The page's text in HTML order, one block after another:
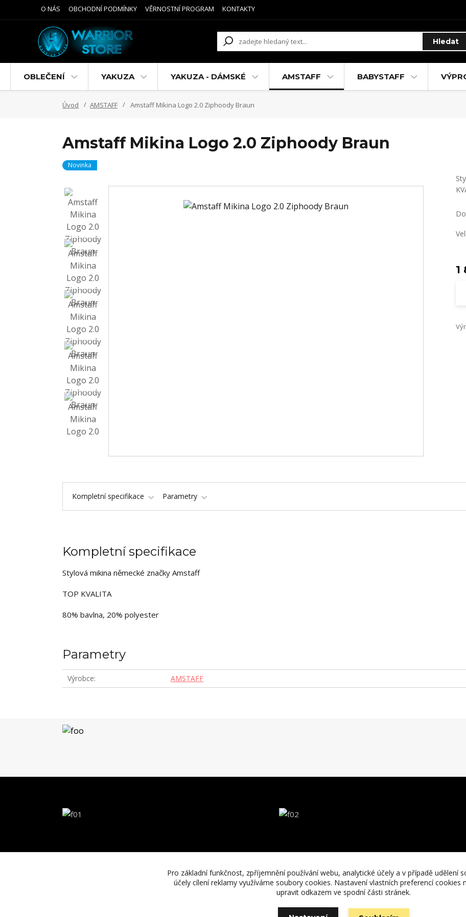
O NÁS OBCHODNÍ PODMÍNKY VĚRNOSTNÍ PROGRAM KONTAKTY
Hledat
OBLEČENÍ YAKUZA YAKUZA - DÁMSKÉ AMSTAFF BABYSTAFF
Úvod AMSTAFF Amstaff Mikina Logo 2.0 Ziphoody Braun
Amstaff Mikina Logo 2.0 Ziphoody Braun
Novinka
1
Kompletní specifikace Parametry
Kompletní specifikace
Stylová mikina německé značky Amstaff
TOP KVALITA
80% bavlna, 20% polyester
Parametry
Výrobce AMSTAFF
Pro základní funkčnost, zpříjemnění používání webu, analytické účely a v případě udělení
účely cílení reklamy využíváme soubory cookies. Nastavení vlastních preferencí cookies
upravit odkazem ve spodní části stránek.